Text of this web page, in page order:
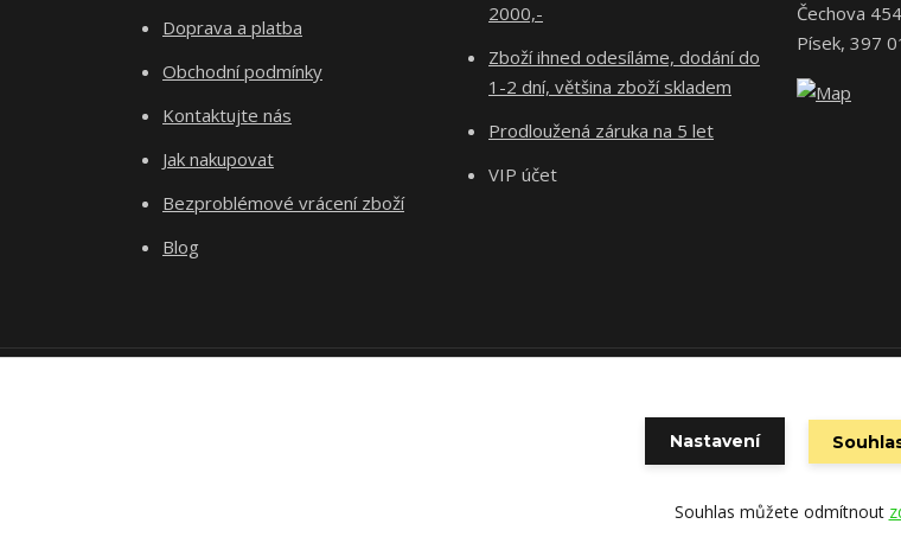
Doprava a platba
Obchodní podmínky
Kontaktujte nás
Jak nakupovat
Bezproblémové vrácení zboží
Blog
2000,-
Zboží ihned odesíláme, dodání do
1-2 dní, většina zboží skladem
Prodloužená záruka na 5 let
VIP účet
Čechova
Písek, 397
technického výpadku pak nejpozději
Nastavení
Souhlas můžete odmítnout